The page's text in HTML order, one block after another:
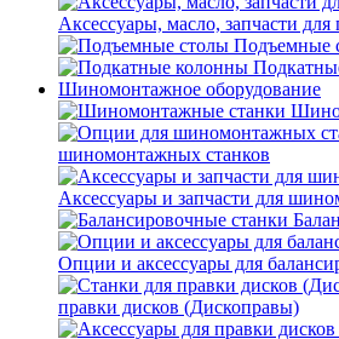
Аксессуары, масло, запчасти
Подъемные
Шиномонтажное оборудование
шиномонтажных станков
Аксессуары и запчасти для
Опции и аксессуары для
правки дисков (Дископравы)